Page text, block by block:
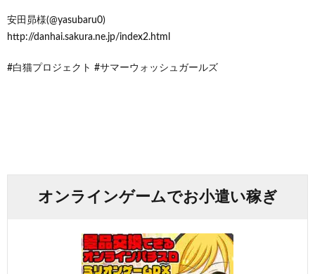
安田昴様(@yasubaru0)
http://danhai.sakura.ne.jp/index2.html
#白猫プロジェクト #サマーウォッシュガールズ
オンラインゲームでお小遣い稼ぎ